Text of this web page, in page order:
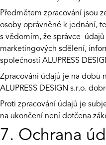
Předmětem zpracování jsou
osoby oprávněné k jednání,
s vědomím, že správce
marketingových sdělení,
společností ALUPRESS
Zpracování údajů je na dobu
ALUPRESS DESIGN s.r.o.
Proti zpracování údajů je
na ukončení není dotčena
7. Ochrana